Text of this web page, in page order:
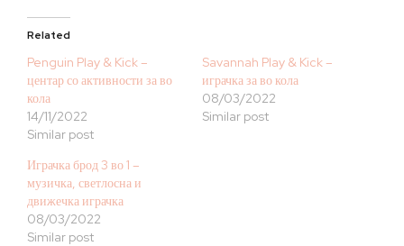
Related
Penguin Play & Kick –
центар со активности за во
кола
14/11/2022
Similar post
Savannah Play & Kick –
играчка за во кола
08/03/2022
Similar post
Играчка брод 3 во 1 –
музичка, светлосна и
движечка играчка
08/03/2022
Similar post